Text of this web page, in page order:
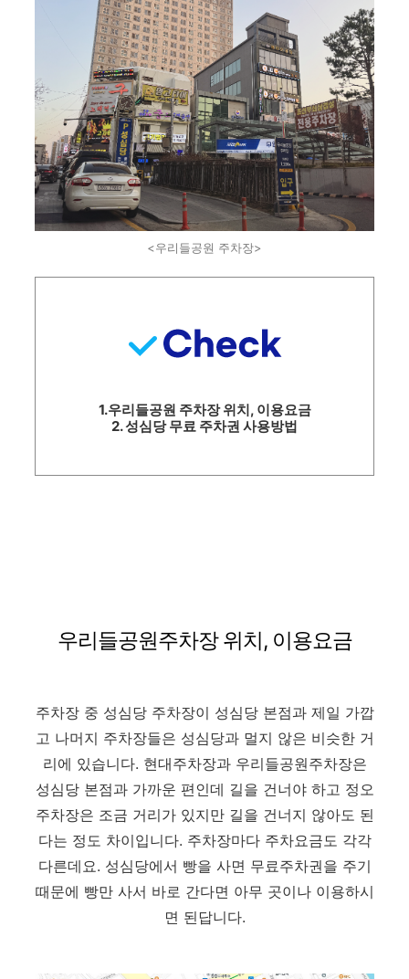
<우리들공원 주차장>
1.우리들공원 주차장 위치, 이용요금
2. 성심당 무료 주차권 사용방법
우리들공원주차장 위치, 이용요금
주차장 중 성심당 주차장이 성심당 본점과 제일 가깝
고 나머지 주차장들은 성심당과 멀지 않은 비슷한 거
리에 있습니다. 현대주차장과 우리들공원주차장은
성심당 본점과 가까운 편인데 길을 건너야 하고 정오
주차장은 조금 거리가 있지만 길을 건너지 않아도 된
다는 정도 차이입니다. 주차장마다 주차요금도 각각
다른데요. 성심당에서 빵을 사면 무료주차권을 주기
때문에 빵만 사서 바로 간다면 아무 곳이나 이용하시
면 된답니다.